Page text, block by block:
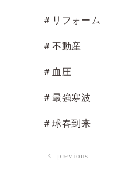
＃リフォーム
＃不動産
＃血圧
＃最強寒波
＃球春到来
previous